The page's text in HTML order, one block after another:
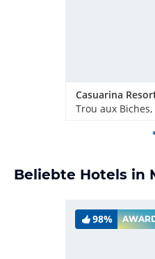
Trou aux
Beliebte Hotels in
98%